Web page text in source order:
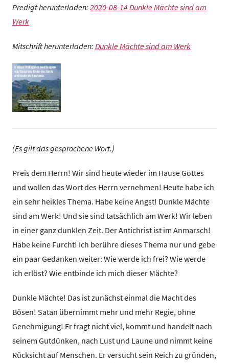
Predigt herunterladen: 2020-08-14 Dunkle Mächte sind am
Werk
Mitschrift herunterladen: Dunkle Mächte sind am Werk
(Es gilt das gesprochene Wort.)
Preis dem Herrn! Wir sind heute wieder im Hause Gottes
und wollen das Wort des Herrn vernehmen! Heute habe ich
ein sehr heikles Thema. Habe keine Angst! Dunkle Mächte
sind am Werk! Und sie sind tatsächlich am Werk! Wir leben
in einer ganz dunklen Zeit. Der Antichrist ist im Anmarsch!
Habe keine Furcht! Ich berühre dieses Thema nur und gebe
ein paar Gedanken weiter: Wie werde ich frei? Wie werde
ich erlöst? Wie entbinde ich mich dieser Mächte?
Dunkle Mächte! Das ist zunächst einmal die Macht des
Bösen! Satan übernimmt mehr und mehr Regie, ohne
Genehmigung! Er fragt nicht viel, kommt und handelt nach
seinem Gutdünken, nach Lust und Laune und nimmt keine
Rücksicht auf Menschen. Er versucht sein Reich zu gründen,